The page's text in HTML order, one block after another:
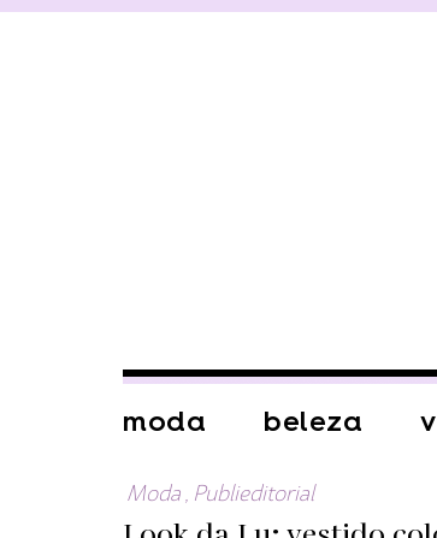
moda beleza
Moda , Publieditorial